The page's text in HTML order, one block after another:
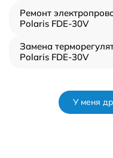
Ремонт
Polaris FDE-30V
Замена
Polaris FDE-30V
У меня